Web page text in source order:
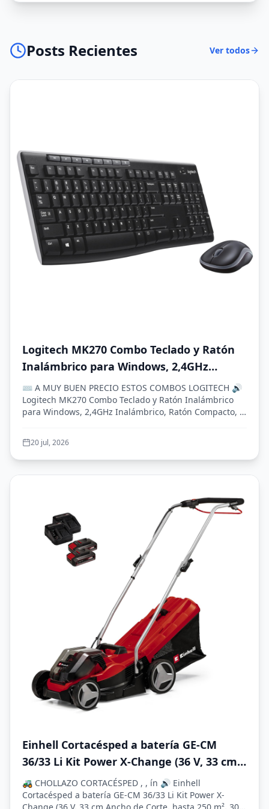
Posts Recientes Ver todos
Logitech MK270 Combo Teclado y Ratón
Inalámbrico para Windows, 2,4GHz
Inalámbrico, Ratón Compacto, 8 Teclas
Multimedia y de Acceso Directo, 2 años
de batería, PC, PC Portátil, QWERTY
⌨️ A MUY BUEN PRECIO ESTOS COMBOS LOGITECH 🔊
Logitech MK270 Combo Teclado y Ratón Inalámbrico
para Windows, 2,4GHz Inalámbrico, Ratón Compacto, 8
20 jul, 2026
Einhell Cortacésped a batería GE-CM
36/33 Li Kit Power X-Change (36 V, 33 cm
Ancho de Corte, hasta 250 m², 30L Bolsa
recolectora, 25-65 mm Altura de Corte,
🚜 CHOLLAZO CORTACÉSPED , , ín 🔊 Einhell
Cortacésped a batería GE-CM 36/33 Li Kit Power X-